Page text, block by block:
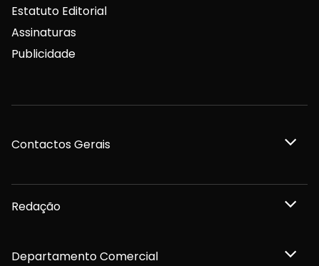
Estatuto Editorial
Assinaturas
Publicidade
Contactos Gerais
Redação
Departamento Comercial